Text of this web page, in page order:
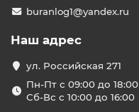
buranlog1@yandex.ru
Наш адрес
ул. Российская 271
Пн-Пт с 09:00 до 18:00
Сб-Вс с 10:00 до 16:00